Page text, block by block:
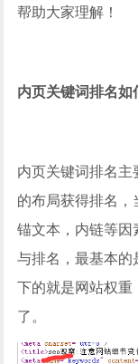
帮助大家理解！
内页关键词排名如
内页关键词排名主
的布局获得排名
锚文本，内链等因
与排名，最基本的
下的就是网站权重
了。